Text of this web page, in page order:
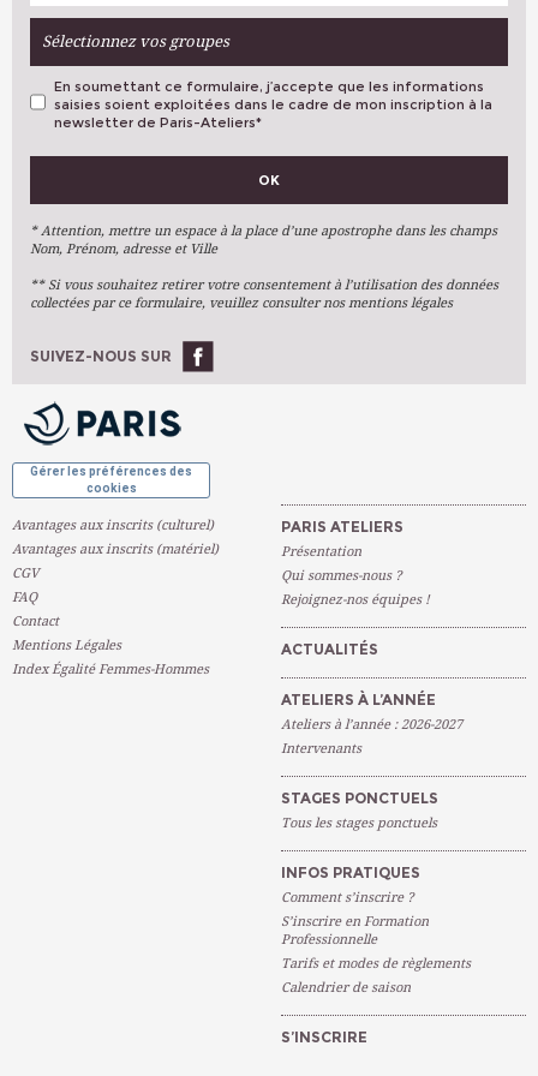
HEURE 18h00 - 21h00
LIEU BESSIÈRES (Paris 17ème)
HEURE 13h45 - 16h45
LIEU BESSIÈRES (Paris 17ème)
INTERVENANT (E) PELTEREAU Clément
PLACES DISPONIBLES 5
Sélectionnez vos groupes
VOS PRÉFÉRENCES
Arts Plastiques
Arts Du Texte
Arts Numériques
Ateliers À L'année
En soumettant ce formulaire, j’accepte que les informations
saisies soient exploitées dans le cadre de mon inscription à la
newsletter de Paris-Ateliers*
OK
* Attention, mettre un espace à la place d’une apostrophe dans les champs
Nom, Prénom, adresse et Ville
** Si vous souhaitez retirer votre consentement à l’utilisation des données
collectées par ce formulaire, veuillez consulter nos mentions légales
SUIVEZ-NOUS SUR
Gérer les préférences des
cookies
Avantages aux inscrits (culturel)
Avantages aux inscrits (matériel)
CGV
FAQ
Contact
Mentions Légales
Index Égalité Femmes-Hommes
PARIS ATELIERS
Présentation
Qui sommes-nous ?
Rejoignez-nos équipes !
ACTUALITÉS
ATELIERS À L’ANNÉE
Ateliers à l’année : 2026-2027
Intervenants
STAGES PONCTUELS
Tous les stages ponctuels
INFOS PRATIQUES
Comment s’inscrire ?
S’inscrire en Formation
Professionnelle
Tarifs et modes de règlements
Calendrier de saison
S’INSCRIRE